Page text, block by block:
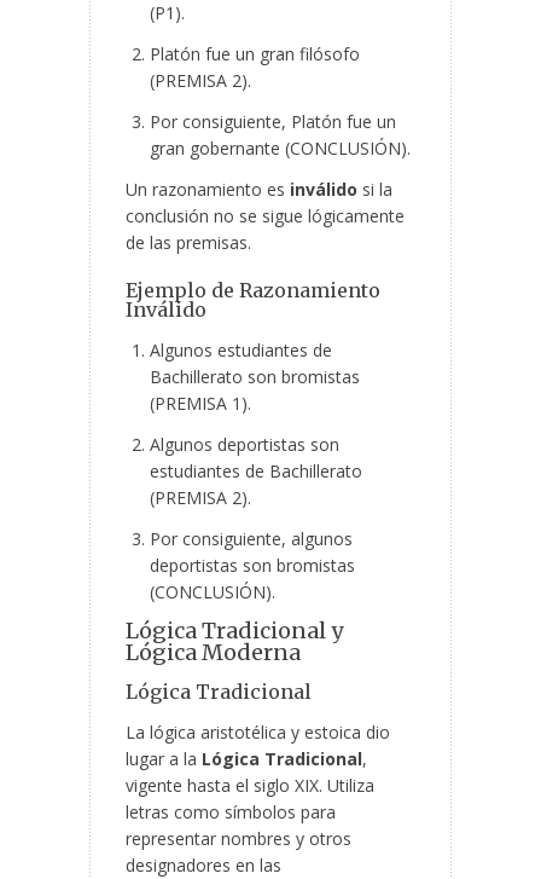
(P1).
Platón fue un gran filósofo
(PREMISA 2).
Por consiguiente, Platón fue un
gran gobernante (CONCLUSIÓN).
Un razonamiento es inválido si la
conclusión no se sigue lógicamente
de las premisas.
Ejemplo de Razonamiento
Inválido
Algunos estudiantes de
Bachillerato son bromistas
(PREMISA 1).
Algunos deportistas son
estudiantes de Bachillerato
(PREMISA 2).
Por consiguiente, algunos
deportistas son bromistas
(CONCLUSIÓN).
Lógica Tradicional y
Lógica Moderna
Lógica Tradicional
La lógica aristotélica y estoica dio
lugar a la Lógica Tradicional,
vigente hasta el siglo XIX. Utiliza
letras como símbolos para
representar nombres y otros
designadores en las